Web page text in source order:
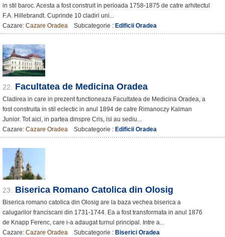
in stil baroc. Acesta a fost construit in perioada 1758-1875 de catre arhitectul
F.A. Hillebrandt. Cuprinde 10 cladiri uni...
Cazare: Cazare Oradea Subcategorie : Edificii Oradea
22. Facultatea de Medicina Oradea
Cladirea in care in prezent functioneaza Facultatea de Medicina Oradea, a
fost construita in stil eclectic in anul 1894 de catre Rimanoczy Kalman
Junior. Tot aici, in partea dinspre Cris, isi au sediu...
Cazare: Cazare Oradea Subcategorie : Edificii Oradea
23. Biserica Romano Catolica din Olosig
Biserica romano catolica din Olosig are la baza vechea biserica a
calugarilor franciscani din 1731-1744. Ea a fost transformata in anul 1876
de Knapp Ferenc, care i-a adaugat turnul principal. Intre a...
Cazare: Cazare Oradea Subcategorie : Biserici Oradea